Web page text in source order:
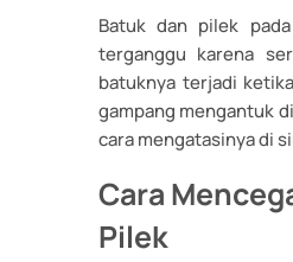
Batuk dan pilek
terganggu karena
batuknya terjadi
gampang mengantuk
cara mengatasinya di
Cara
Pilek